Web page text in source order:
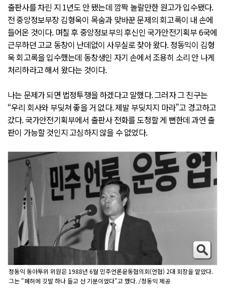
출판사를 차린 지 1년도 안 됐는데 깜짝 놀랄만한 원고가 입수됐다.
전 중앙정보부장 김형욱이 목숨과 맞바꾼 문제의 회고록이 내 손에
들어온 것이다. 며칠 후 중앙정보부의 후신인 국가안전기획부 6국에
근무하던 고교 동창이 난데없이 사무실로 찾아 왔다. 정동익이 김형
욱 회고록을 입수했는데 동창생인 자기 손에서 조용히 소리 안 나게
처리하라고 해서 왔다는 것이다.
나는 문제가 되면 법정투쟁을 하겠다고 말했다. 그러자 그 친구는
“우리 회사와 부딪쳐 좋을 거 없다. 제발 부딪치지 마라”고 경고하고
갔다. 국가안전기획부에서 출판사 전화를 도청할 게 뻔한데 과연 출
판이 가능할 것인지 고심하지 않을 수 없었다.
정동익 동아투위 위원은 1988년 6월 민주언론운동협의회(언협) 2대 회장을 맡았다.
그는 "폐허에 깃발 하나 들고 선 기분이었다"고 했다. /정동익 제공